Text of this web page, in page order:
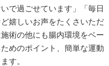
で過ごせています」「毎日
嬉しいお声をたくさいただ
術の他にも腸内環境をベー
めのポイント、簡単な運動
す。